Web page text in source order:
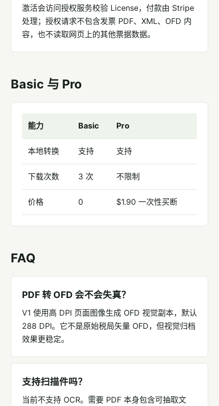
激活会访问授权服务校验 License，付款由 Stripe
处理；授权请求不包含发票 PDF、XML、OFD 内
容，也不读取网页上的其他票据数据。
Basic 与 Pro
能力 Basic Pro
本地转换 支持 支持
下载次数 3 次 不限制
价格 0 $1.90 一次性买断
FAQ
PDF 转 OFD 会不会失真？
V1 使用高 DPI 页面图像生成 OFD 视觉副本，默认
288 DPI。它不是原始税局矢量 OFD，但视觉归档
效果更稳定。
支持扫描件吗？
当前不支持 OCR。需要 PDF 本身包含可抽取文